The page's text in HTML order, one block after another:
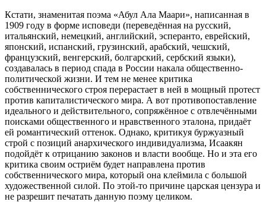
Кстати, знаменитая поэма «Абул Ала Маари», написанная в
1909 году в форме исповеди (переведённая на русский,
итальянский, немецкий, английский, эсперанто, еврейский,
японский, испанский, грузинский, арабский, чешский,
французский, венгерский, болгарский, сербский языки),
создавалась в период спада в России накала общественно-
политической жизни. И тем не менее критика
собственнического строя перерастает в ней в мощный протест
против капиталистического мира. А вот противопоставление
идеального и действительного, сопряжённое с отвлечёнными
поисками общественного и нравственного эталона, придаёт
ей романтический оттенок. Однако, критикуя буржуазный
строй с позиций анархического индивидуализма, Исаакян
подойдёт к отрицанию законов и власти вообще. Но и эта его
критика своим остриём будет направлена против
собственнического мира, который она клеймила с большой
художественной силой. По этой-то причине царская цензура и
не разрешит печатать данную поэму целиком.